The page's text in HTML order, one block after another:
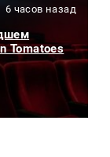
6 часов назад
Tomatoes